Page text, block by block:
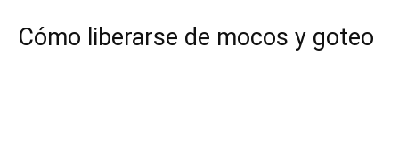
Cómo liberarse de mocos y goteo